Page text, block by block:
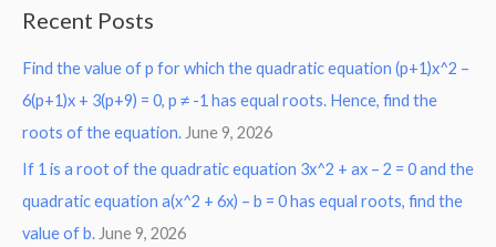
c
h
f
o
r
:
Recent Posts
Find the value of p for which the quadratic equation (p+1)x^2 –
6(p+1)x + 3(p+9) = 0, p ≠ -1 has equal roots. Hence, find the
roots of the equation. June 9, 2026
If 1 is a root of the quadratic equation 3x^2 + ax – 2 = 0 and the
quadratic equation a(x^2 + 6x) – b = 0 has equal roots, find the
value of b. June 9, 2026